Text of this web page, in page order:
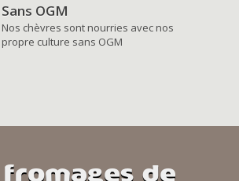
Sans OGM
Nos chèvres sont nourries avec nos
propre culture sans OGM
fromages de